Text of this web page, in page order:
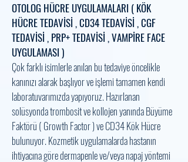
OTOLOG HÜCRE UYGULAMALARI ( KÖK
HÜCRE TEDAVİSİ , CD34 TEDAVİSİ , CGF
TEDAVİSİ , PRP+ TEDAVİSİ , VAMPİRE FACE
UYGULAMASI )
Çok farklı isimlerle anılan bu tedaviye öncelikle
kanınızı alarak başlıyor ve işlemi tamamen kendi
laboratuvarımızda yapıyoruz. Hazırlanan
solüsyonda trombosit ve kollojen yanında Büyüme
Faktörü ( Growth Factor ) ve CD34 Kök Hücre
bulunuyor. Kozmetik uygulamalarda hastanın
ihtiyacına göre dermapenle ve/veya napaj yöntemi